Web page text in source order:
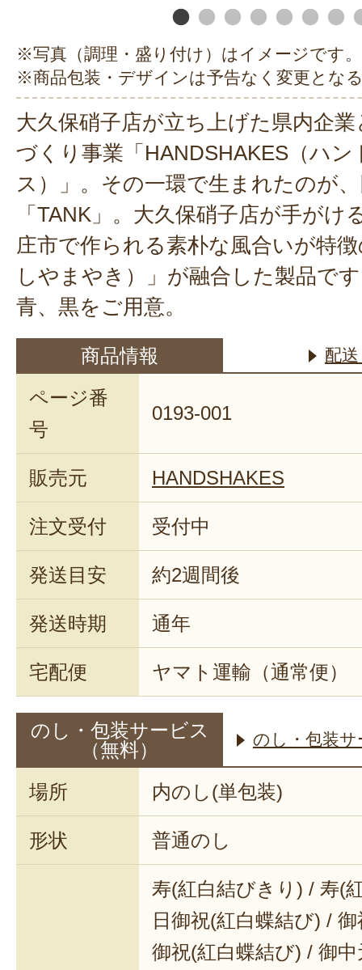
※写真（調理・盛り付け）はイメージです。
※商品包装・デザインは予告なく変更とな
大久保硝子店が立ち上げた県内企
づくり事業「HANDSHAKES（ハン
ス）」。その一環で生まれたのが
「TANK」。大久保硝子店が手がけ
庄市で作られる素朴な風合いが特
しやまやき）」が融合した製品で
青、黒をご用意。
商品情報 配
ページ番
号
0193-001
販売元 HANDSHAKES
注文受付 受付中
発送目安 約2週間後
発送時期 通年
宅配便 ヤマト運輸（通常便）
のし・包装サービス
（無料）
のし・包装
場所 内のし(単包装)
形状 普通のし
寿(紅白結びきり) / 寿(
日御祝(紅白蝶結び) /
御祝(紅白蝶結び) / 御